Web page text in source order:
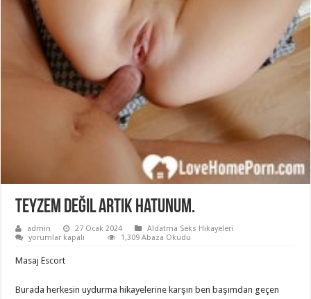
Teyzem Değil Artık Hatunum.
admin 27 Ocak 2024
Aldatma Seks Hikayeleri
Teyzem
Artık
Hatunum.
yorumlar kapalı 1,309 Abaza Okudu
Masaj Escort
Burada herkesin uydurma hikayelerine karşın ben başımdan geçen